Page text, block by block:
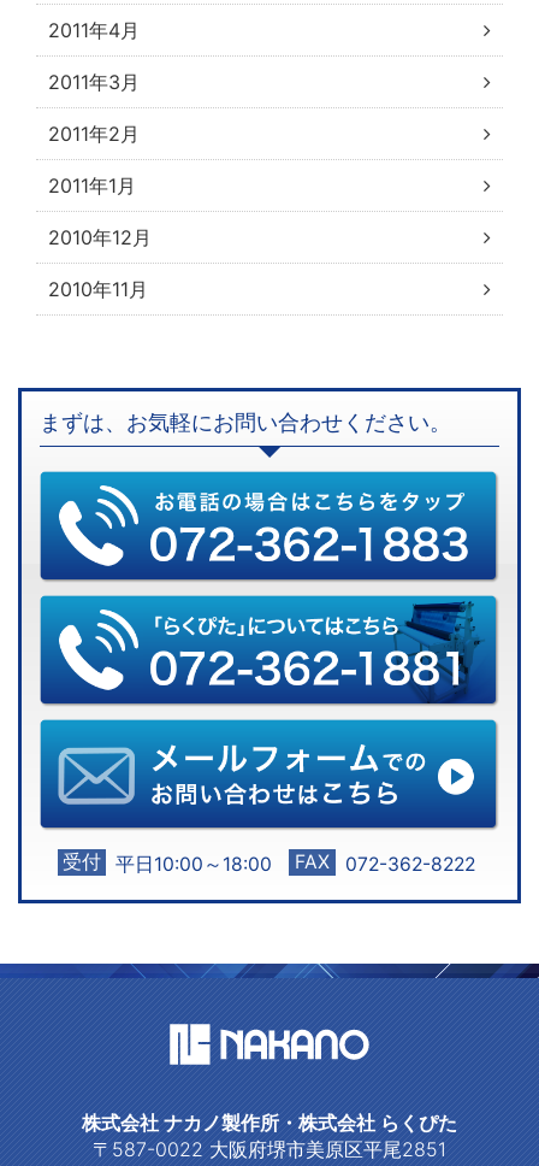
2011年4月
2011年3月
2011年2月
2011年1月
2010年12月
2010年11月
まずは、お気軽にお問い合わせください。
受付 平日10:00～18:00 FAX 072-362-8222
株式会社 ナカノ製作所・株式会社 らくぴた
〒587-0022 大阪府堺市美原区平尾2851